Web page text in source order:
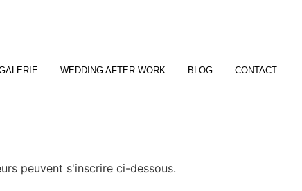
WEDDING AFTER-WORK BLOG CONTACT
peuvent s'inscrire ci-dessous.